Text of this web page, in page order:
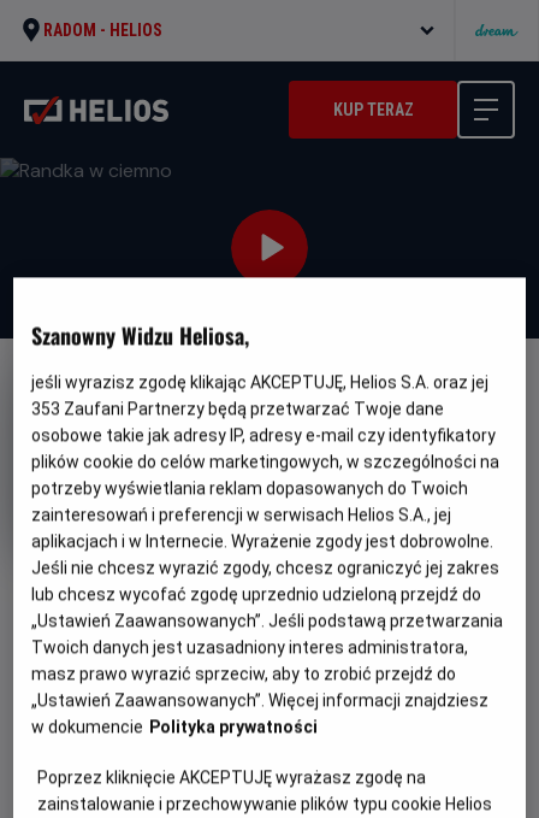
RADOM - HELIOS
KUP TERAZ
NAPISY
OBSERWUJ
Randka w ciemno
Oryginalny
tytuł
Woman of the Hour Gatunek
Dramat / Kryminał
Minimalny
wiek
Od 15 lat
Czas
trwania
95 min
Kraj
i
rok
produkcji
USA (2024)
OCENA HELIOS
6.8
PREMIERA
11 października 2024
REŻYSERIA
Anna Kendrick
SCENARIUSZ
Ian MacAllister McDonald
OBSADA
WIĘCEJ SZCZEGÓŁÓW
Młoda i obiecująca aktorka Cheryl chce rozkręcić swoją
Szanowny Widzu Heliosa,
jeśli wyrazisz zgodę klikając AKCEPTUJĘ, Helios S.A. oraz jej
353 Zaufani Partnerzy będą przetwarzać Twoje dane
osobowe takie jak adresy IP, adresy e-mail czy identyfikatory
plików cookie do celów marketingowych, w szczególności na
potrzeby wyświetlania reklam dopasowanych do Twoich
zainteresowań i preferencji w serwisach Helios S.A., jej
aplikacjach i w Internecie. Wyrażenie zgody jest dobrowolne.
Jeśli nie chcesz wyrazić zgody, chcesz ograniczyć jej zakres
lub chcesz wycofać zgodę uprzednio udzieloną przejdź do
„Ustawień Zaawansowanych”. Jeśli podstawą przetwarzania
Twoich danych jest uzasadniony interes administratora,
masz prawo wyrazić sprzeciw, aby to zrobić przejdź do
„Ustawień Zaawansowanych”. Więcej informacji znajdziesz
w dokumencie Polityka prywatności
Poprzez kliknięcie AKCEPTUJĘ wyrażasz zgodę na
zainstalowanie i przechowywanie plików typu cookie Helios